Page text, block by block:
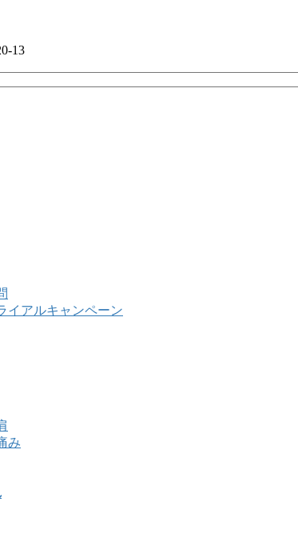
13
イアルキャンペーン
み